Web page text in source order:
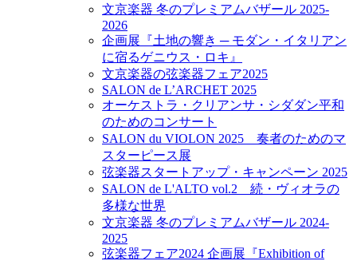
文京楽器 冬のプレミアムバザール 2025-
2026
企画展『土地の響き ─ モダン・イタリアン
に宿るゲニウス・ロキ』
文京楽器の弦楽器フェア2025
SALON de L’ARCHET 2025
オーケストラ・クリアンサ・シダダン平和
のためのコンサート
SALON du VIOLON 2025 奏者のためのマ
スターピース展
弦楽器スタートアップ・キャンペーン 2025
SALON de L'ALTO vol.2 続・ヴィオラの
多様な世界
文京楽器 冬のプレミアムバザール 2024-
2025
弦楽器フェア2024 企画展『Exhibition of